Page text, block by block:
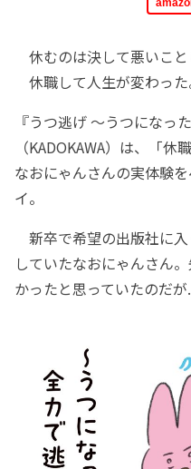
休むのは決して悪いこと
休職して人生が変わった
『うつ逃げ ～うつになっ
（KADOKAWA）は、「
なおにゃんさんの実体験
イ。
新卒で希望の出版社に
していたなおにゃんさん
かったと思っていたのだが